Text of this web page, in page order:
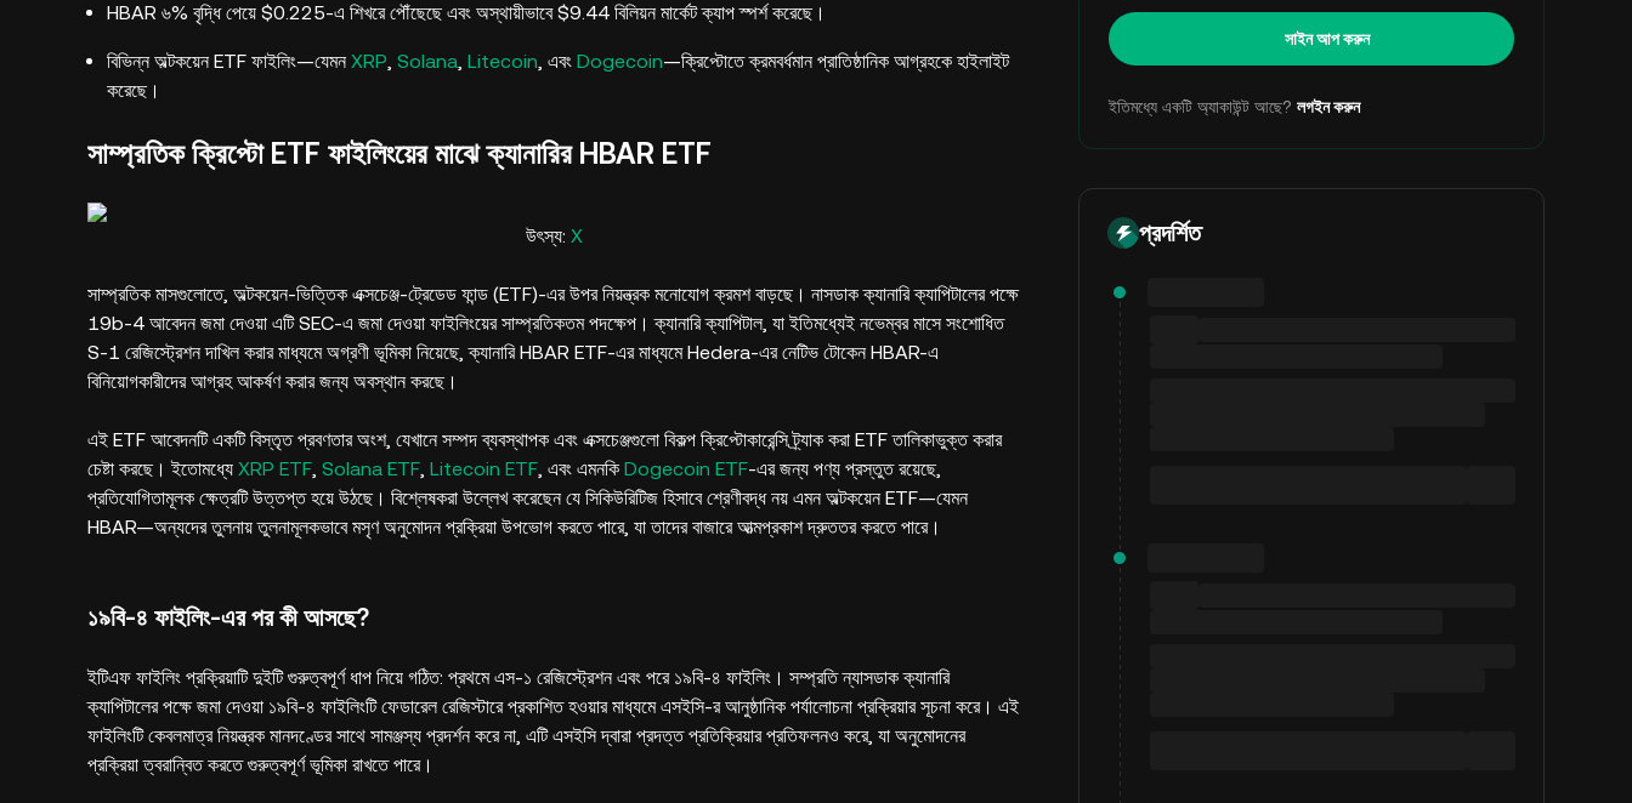
HBAR ৬% বৃদ্ধি পেয়ে $0.225-এ শিখরে পৌঁছেছে এবং অস্থায়ীভাবে $9.44 বিলিয়ন মার্কেট ক্যাপ স্পর্শ করেছে।
বিভিন্ন অল্টকয়েন ETF ফাইলিং—যেমনXRP, Solana, Litecoin, এবং Dogecoin—ক্রিপ্টোতে ক্রমবর্ধমান প্রাতিষ্ঠানিক আগ্রহকে হাইলাইট
করেছে।
সাম্প্রতিক ক্রিপ্টো ETF ফাইলিংয়ের মাঝে ক্যানারির HBAR ETF
উৎস্য: X
সাম্প্রতিক মাসগুলোতে, অল্টকয়েন-ভিত্তিক এক্সচেঞ্জ-ট্রেডেড ফান্ড (ETF)-এর উপর নিয়ন্ত্রক মনোযোগ ক্রমশ বাড়ছে। নাসডাক ক্যানারি ক্যাপিটালের পক্ষে
19b-4 আবেদন জমা দেওয়া এটি SEC-এ জমা দেওয়া ফাইলিংয়ের সাম্প্রতিকতম পদক্ষেপ। ক্যানারি ক্যাপিটাল, যা ইতিমধ্যেই নভেম্বর মাসে সংশোধিত
S-1 রেজিস্ট্রেশন দাখিল করার মাধ্যমে অগ্রণী ভূমিকা নিয়েছে, ক্যানারি HBAR ETF-এর মাধ্যমে Hedera-এর নেটিভ টোকেন HBAR-এ
বিনিয়োগকারীদের আগ্রহ আকর্ষণ করার জন্য অবস্থান করছে।
এই ETF আবেদনটি একটি বিস্তৃত প্রবণতার অংশ, যেখানে সম্পদ ব্যবস্থাপক এবং এক্সচেঞ্জগুলো বিকল্প ক্রিপ্টোকারেন্সি ট্র্যাক করা ETF তালিকাভুক্ত করার
চেষ্টা করছে। ইতোমধ্যে XRP ETF, Solana ETF, Litecoin ETF, এবং এমনকি Dogecoin ETF-এর জন্য পণ্য প্রস্তুত রয়েছে,
প্রতিযোগিতামূলক ক্ষেত্রটি উত্তপ্ত হয়ে উঠছে। বিশ্লেষকরা উল্লেখ করেছেন যে সিকিউরিটিজ হিসাবে শ্রেণীবদ্ধ নয় এমন অল্টকয়েন ETF—যেমন
HBAR—অন্যদের তুলনায় তুলনামূলকভাবে মসৃণ অনুমোদন প্রক্রিয়া উপভোগ করতে পারে, যা তাদের বাজারে আত্মপ্রকাশ দ্রুততর করতে পারে।
১৯বি-৪ ফাইলিং-এর পর কী আসছে?
ইটিএফ ফাইলিং প্রক্রিয়াটি দুইটি গুরুত্বপূর্ণ ধাপ নিয়ে গঠিত: প্রথমে এস-১ রেজিস্ট্রেশন এবং পরে ১৯বি-৪ ফাইলিং। সম্প্রতি ন্যাসডাক ক্যানারি
ক্যাপিটালের পক্ষে জমা দেওয়া ১৯বি-৪ ফাইলিংটি ফেডারেল রেজিস্টারে প্রকাশিত হওয়ার মাধ্যমে এসইসি-র আনুষ্ঠানিক পর্যালোচনা প্রক্রিয়ার সূচনা করে। এই
ফাইলিংটি কেবলমাত্র নিয়ন্ত্রক মানদণ্ডের সাথে সামঞ্জস্য প্রদর্শন করে না, এটি এসইসি দ্বারা প্রদত্ত প্রতিক্রিয়ার প্রতিফলনও করে, যা অনুমোদনের
প্রক্রিয়া ত্বরান্বিত করতে গুরুত্বপূর্ণ ভূমিকা রাখতে পারে।
সাইন আপ করুন
ইতিমধ্যে একটি অ্যাকাউন্ট আছে? লগইন করুন
প্রদর্শিত